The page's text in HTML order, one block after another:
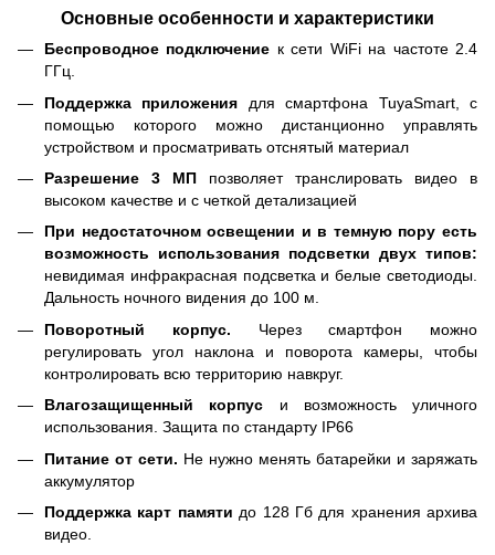
Основные особенности и характеристики
Беспроводное подключение к сети WiFi на частоте 2.4
ГГц.
Поддержка приложения для смартфона TuyaSmart, с
помощью которого можно дистанционно управлять
устройством и просматривать отснятый материал
Разрешение 3 МП позволяет транслировать видео в
высоком качестве и с четкой детализацией
При недостаточном освещении и в темную пору есть
возможность использования подсветки двух типов:
невидимая инфракрасная подсветка и белые светодиоды.
Дальность ночного видения до 100 м.
Поворотный корпус. Через смартфон можно
регулировать угол наклона и поворота камеры, чтобы
контролировать всю территорию навкруг.
Влагозащищенный корпус и возможность уличного
использования. Защита по стандарту IP66
Питание от сети. Не нужно менять батарейки и заряжать
аккумулятор
Поддержка карт памяти до 128 Гб для хранения архива
видео.